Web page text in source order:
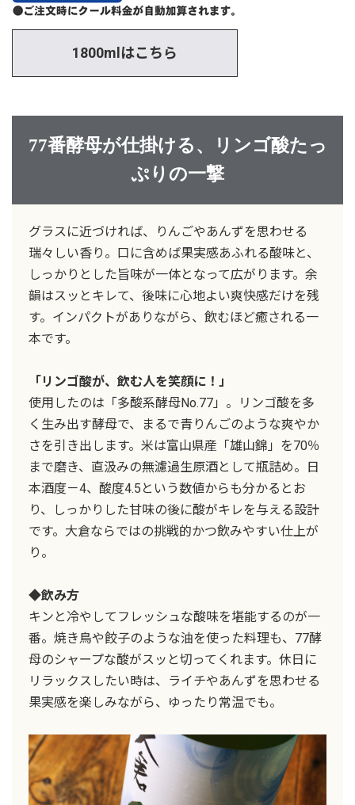
1800mlはこちら
77番酵母が仕掛ける、リンゴ酸たっ
ぷりの一撃
グラスに近づければ、りんごやあんずを思わせる
瑞々しい香り。口に含めば果実感あふれる酸味と、
しっかりとした旨味が一体となって広がります。余
韻はスッとキレて、後味に心地よい爽快感だけを残
す。インパクトがありながら、飲むほど癒される一
本です。
「リンゴ酸が、飲む人を笑顔に！」
使用したのは「多酸系酵母No.77」。リンゴ酸を多
く生み出す酵母で、まるで青りんごのような爽やか
さを引き出します。米は富山県産「雄山錦」を70％
まで磨き、直汲みの無濾過生原酒として瓶詰め。日
本酒度－4、酸度4.5という数値からも分かるとお
り、しっかりした甘味の後に酸がキレを与える設計
です。大倉ならではの挑戦的かつ飲みやすい仕上が
り。
◆飲み方
キンと冷やしてフレッシュな酸味を堪能するのが一
番。焼き鳥や餃子のような油を使った料理も、77酵
母のシャープな酸がスッと切ってくれます。休日に
リラックスしたい時は、ライチやあんずを思わせる
果実感を楽しみながら、ゆったり常温でも。